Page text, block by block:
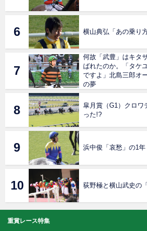
横山典弘「あの乗り
何故「武豊」はキタ
ばれたのか。「タケ
ですよ」北島三郎オ
の夢
皐月賞（G1）クロワ
った!?
浜中俊「哀愁」の1年
荻野極と横山武史の
重賞レース特集